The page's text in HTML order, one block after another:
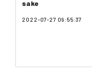
sake
2022-07-27 09:55:37